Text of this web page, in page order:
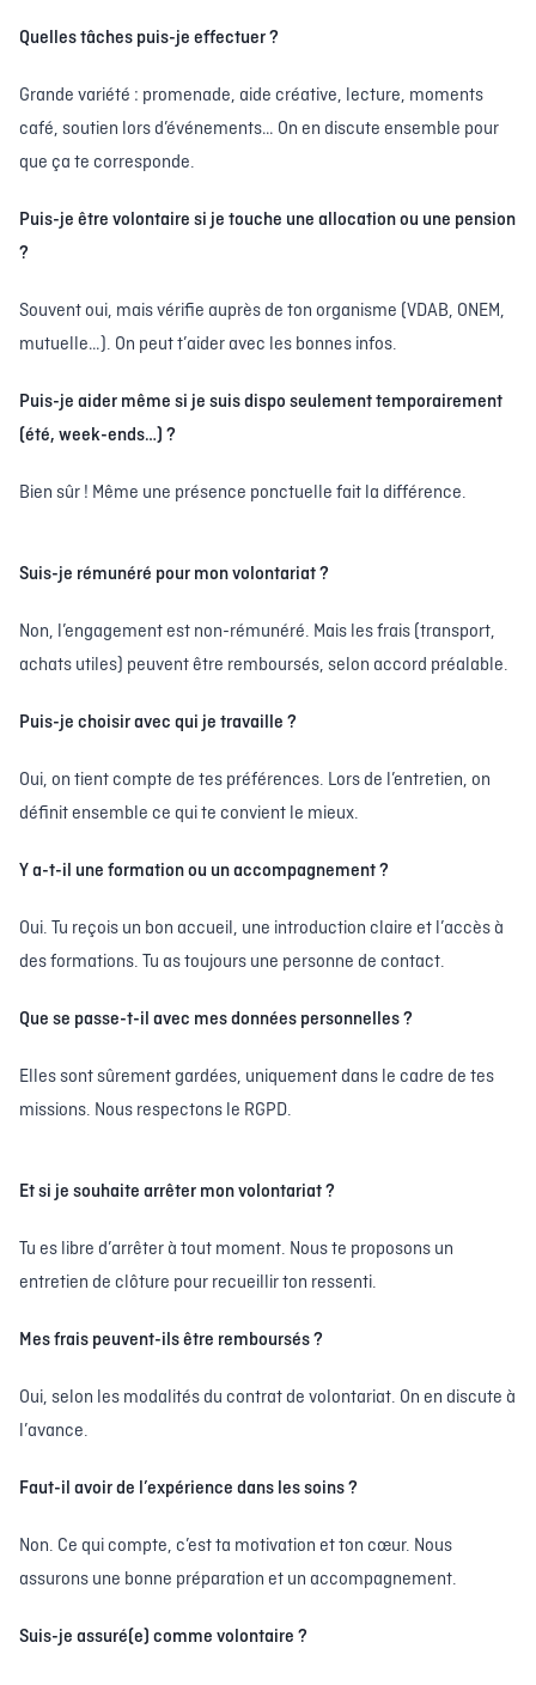
Quelles tâches puis-je effectuer ?
Grande variété : promenade, aide créative, lecture, moments
café, soutien lors d’événements… On en discute ensemble pour
que ça te corresponde.
Puis-je être volontaire si je touche une allocation ou une pension
?
Souvent oui, mais vérifie auprès de ton organisme (VDAB, ONEM,
mutuelle…). On peut t’aider avec les bonnes infos.
Puis-je aider même si je suis dispo seulement temporairement
(été, week-ends…) ?
Bien sûr ! Même une présence ponctuelle fait la différence.
Suis-je rémunéré pour mon volontariat ?
Non, l’engagement est non-rémunéré. Mais les frais (transport,
achats utiles) peuvent être remboursés, selon accord préalable.
Puis-je choisir avec qui je travaille ?
Oui, on tient compte de tes préférences. Lors de l’entretien, on
définit ensemble ce qui te convient le mieux.
Y a-t-il une formation ou un accompagnement ?
Oui. Tu reçois un bon accueil, une introduction claire et l’accès à
des formations. Tu as toujours une personne de contact.
Que se passe-t-il avec mes données personnelles ?
Elles sont sûrement gardées, uniquement dans le cadre de tes
missions. Nous respectons le RGPD.
Et si je souhaite arrêter mon volontariat ?
Tu es libre d’arrêter à tout moment. Nous te proposons un
entretien de clôture pour recueillir ton ressenti.
Mes frais peuvent-ils être remboursés ?
Oui, selon les modalités du contrat de volontariat. On en discute à
l’avance.
Faut-il avoir de l’expérience dans les soins ?
Non. Ce qui compte, c’est ta motivation et ton cœur. Nous
assurons une bonne préparation et un accompagnement.
Suis-je assuré(e) comme volontaire ?